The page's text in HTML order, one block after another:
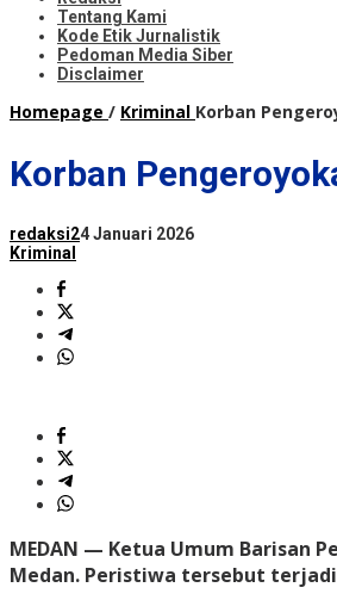
Tentang Kami
Kode Etik Jurnalistik
Pedoman Media Siber
Disclaimer
Homepage / Kriminal Korban
Korban
redaksi24 Januari 2026
Kriminal
MEDAN — Ketua Umum Barisan
Medan. Peristiwa tersebut terjadi